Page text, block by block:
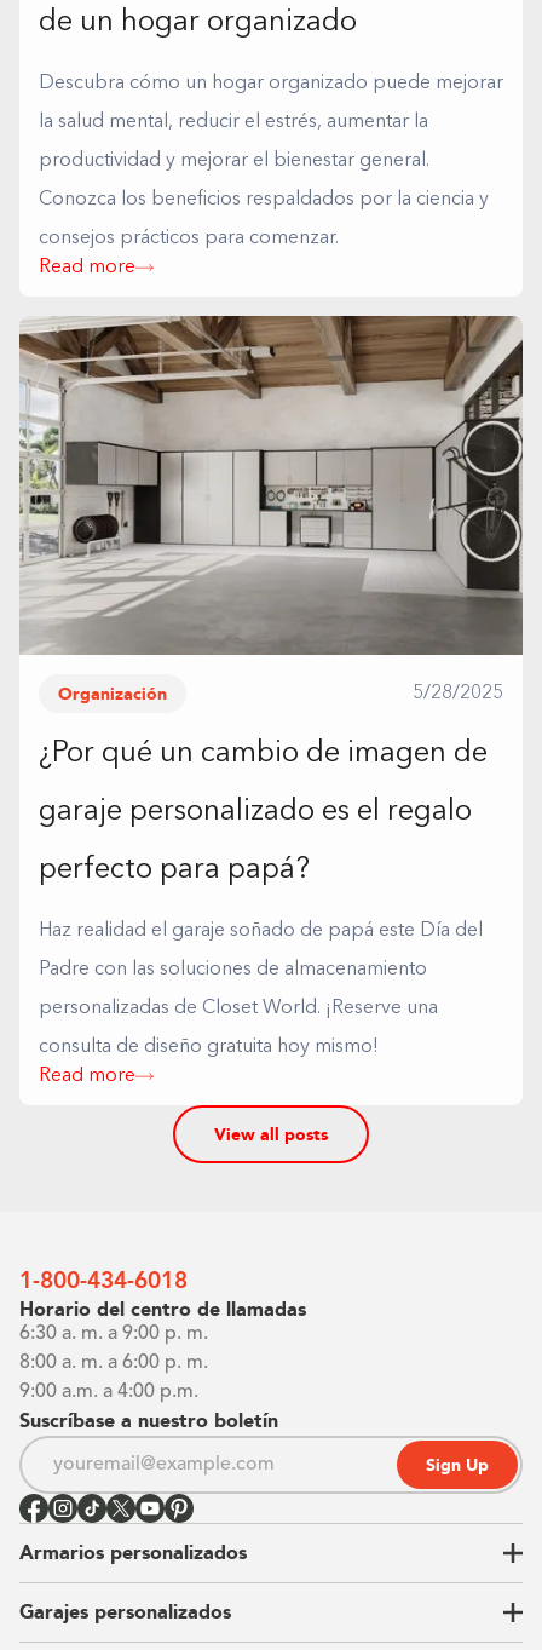
de un hogar organizado
Descubra cómo un hogar organizado puede mejorar
la salud mental, reducir el estrés, aumentar la
productividad y mejorar el bienestar general.
Conozca los beneficios respaldados por la ciencia y
consejos prácticos para comenzar.
Read more
Organización 5/28/2025
¿Por qué un cambio de imagen de
garaje personalizado es el regalo
perfecto para papá?
Haz realidad el garaje soñado de papá este Día del
Padre con las soluciones de almacenamiento
personalizadas de Closet World. ¡Reserve una
consulta de diseño gratuita hoy mismo!
Read more
View all posts
1-800-434-6018
Horario del centro de llamadas
6:30 a. m. a 9:00 p. m.
8:00 a. m. a 6:00 p. m.
9:00 a.m. a 4:00 p.m.
Suscríbase a nuestro boletín
Sign Up
Armarios personalizados
Vestidores
Armarios de pared
Garajes personalizados